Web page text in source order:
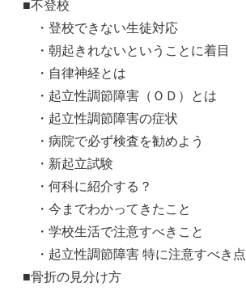
■不登校
・登校できない生徒対応
・朝起きれないということに着目
・自律神経とは
・起立性調節障害（ＯＤ）とは
・起立性調節障害の症状
・病院で必ず検査を勧めよう
・新起立試験
・何科に紹介する？
・今までわかってきたこと
・学校生活で注意すべきこと
・起立性調節障害 特に注意すべき点
■骨折の見分け方